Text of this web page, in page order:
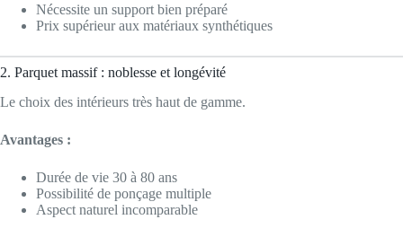
Nécessite un support bien préparé
Prix supérieur aux matériaux synthétiques
2. Parquet massif : noblesse et longévité
Le choix des intérieurs très haut de gamme.
Avantages :
Durée de vie 30 à 80 ans
Possibilité de ponçage multiple
Aspect naturel incomparable